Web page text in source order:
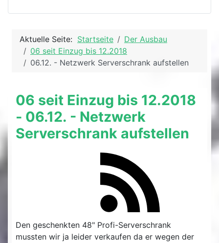
Aktuelle Seite: Startseite
Der Ausbau
06 seit Einzug bis 12.2018
06.12. - Netzwerk Serverschrank aufstellen
06 seit Einzug bis 12.2018
- 06.12. - Netzwerk
Serverschrank aufstellen
Den geschenkten 48" Profi-Serverschrank
mussten wir ja leider verkaufen da er wegen der